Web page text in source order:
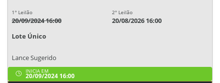
1° Leilão
20/09/2024 16:00
2° Leilão
20/08/2026 16:00
Lote Único
Lance Sugerido
INICIA EM
20/09/2024 16:00